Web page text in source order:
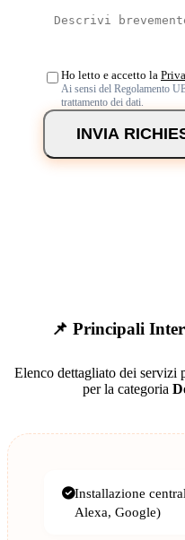
Ho letto e accetto la
Ai sensi del Regolamento
trattamento dei dati.
INVIA
📌 Principali
Elenco dettagliato dei servizi
per la categoria
Installazione
Alexa, Google)